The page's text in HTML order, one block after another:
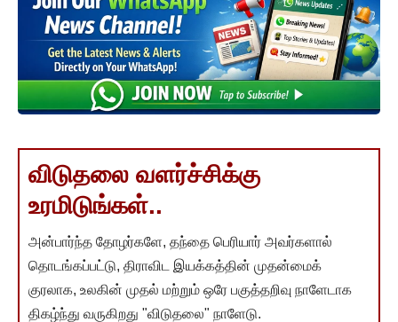
விடுதலை வளர்ச்சிக்கு
உரமிடுங்கள்..
அன்பார்ந்த தோழர்களே, தந்தை பெரியார் அவர்களால்
தொடங்கப்பட்டு, திராவிட இயக்கத்தின் முதன்மைக்
குரலாக, உலகின் முதல் மற்றும் ஒரே பகுத்தறிவு நாளேடாக
திகழ்ந்து வருகிறது "விடுதலை" நாளேடு.